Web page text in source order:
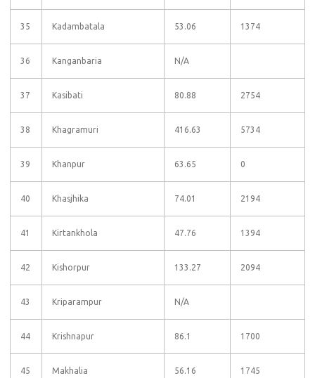
35 Kadambatala 53.06 1374
36 Kanganbaria N/A
37 Kasibati 80.88 2754
38 Khagramuri 416.63 5734
39 Khanpur 63.65 0
40 Khasjhika 74.01 2194
41 Kirtankhola 47.76 1394
42 Kishorpur 133.27 2094
43 Kriparampur N/A
44 Krishnapur 86.1 1700
45 Makhalia 56.16 1745